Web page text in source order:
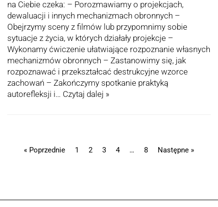
na Ciebie czeka: – Porozmawiamy o projekcjach,
dewaluacji i innych mechanizmach obronnych –
Obejrzymy sceny z filmów lub przypomnimy sobie
sytuacje z życia, w których działały projekcje –
Wykonamy ćwiczenie ułatwiające rozpoznanie własnych
mechanizmów obronnych – Zastanowimy się, jak
rozpoznawać i przekształcać destrukcyjne wzorce
zachowań – Zakończymy spotkanie praktyką
autorefleksji i… Czytaj dalej »
« Poprzednie 1 2 3 4 … 8 Następne »